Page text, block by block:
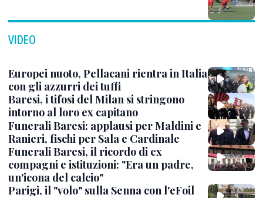
VIDEO
Europei nuoto, Pellacani rientra in Italia
con gli azzurri dei tuffi
Baresi, i tifosi del Milan si stringono
intorno al loro ex capitano
Funerali Baresi: applausi per Maldini e
Ranieri, fischi per Sala e Cardinale
Funerali Baresi, il ricordo di ex
compagni e istituzioni: "Era un padre,
un'icona del calcio"
Parigi, il "volo" sulla Senna con l'eFoil